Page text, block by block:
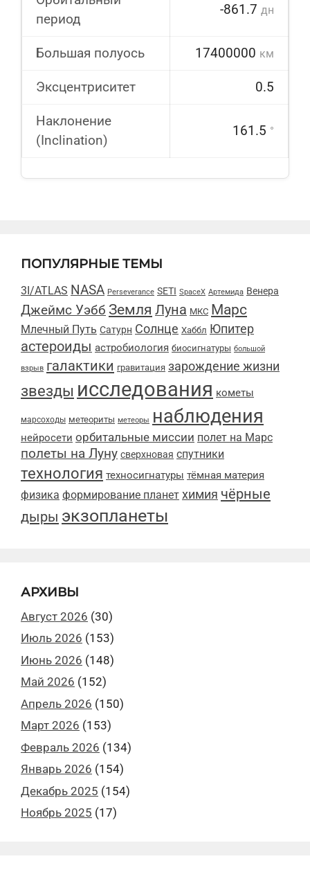
период
-861.7 дн
Большая полуось 17400000 км
Эксцентриситет 0.5
Наклонение
(Inclination)
161.5 °
ПОПУЛЯРНЫЕ ТЕМЫ
3I/ATLAS NASA Perseverance SETI SpaceX Артемида Венера
Джеймс Уэбб Земля Луна МКС Марс
Млечный Путь Сатурн Солнце Хаббл Юпитер
астероиды астробиология биосигнатуры большой
взрыв галактики гравитация зарождение жизни
звезды исследования кометы
марсоходы метеориты метеоры наблюдения
нейросети орбитальные миссии полет на Марс
полеты на Луну сверхновая спутники
технология техносигнатуры тёмная материя
физика формирование планет химия чёрные
дыры экзопланеты
АРХИВЫ
Август 2026 (30)
Июль 2026 (153)
Июнь 2026 (148)
Май 2026 (152)
Апрель 2026 (150)
Март 2026 (153)
Февраль 2026 (134)
Январь 2026 (154)
Декабрь 2025 (154)
Ноябрь 2025 (17)